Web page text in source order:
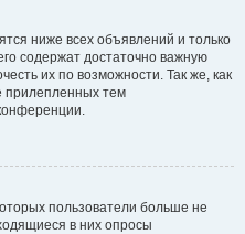
ниже всех объявлений и только
содержат достаточно важную
их по возможности. Так же, как
прилепленных тем
пользователи больше не
в них опросы